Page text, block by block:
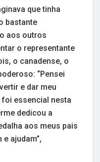
que tinha
bastante
aos outros
o representante
o canadense, o
“Pensei
e dar meu
foi essencial nesta
dedicou a
aos meus pais
ajudam”,